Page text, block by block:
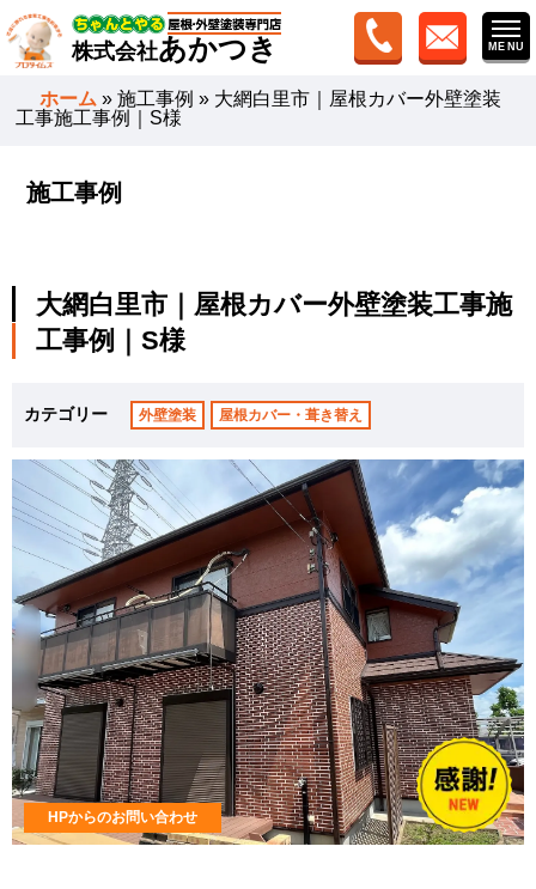
株式会社あかつき
ホーム »施工事例 » 大網白里市｜屋根カバー外壁塗装
工事施工事例｜S様
施工事例
大網白里市｜屋根カバー外壁塗装工事施
工事例｜S様
カテゴリー 外壁塗装 屋根カバー・葺き替え
HPからのお問い合わせ